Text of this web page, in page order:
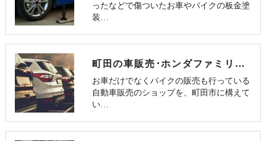
ったなどで傷ついたお車やバイクの板金塗
装…
町田の車販売･ホンダファミリー東京の評判
お車だけでなくバイクの販売も行っている
自動車販売のショップを、町田市に構えて
い…